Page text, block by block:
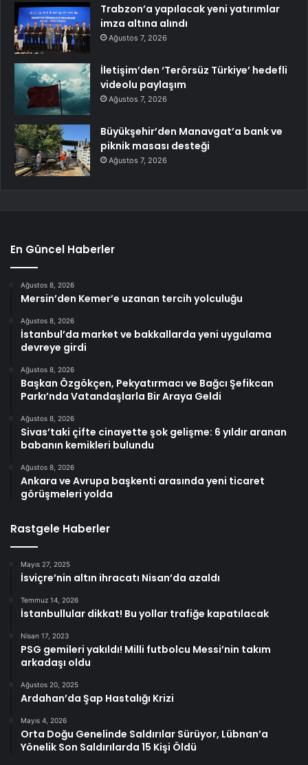
Trabzon’a yapılacak yeni yatırımlar
imza altına alındı
Ağustos 7, 2026
İletişim’den ‘Terörsüz Türkiye’ hedefli
videolu paylaşım
Ağustos 7, 2026
Büyükşehir’den Manavgat’a bank ve
piknik masası desteği
Ağustos 7, 2026
En Güncel Haberler
Ağustos 8, 2026
Mersin’den Kemer’e uzanan tercih yolculuğu
Ağustos 8, 2026
İstanbul’da market ve bakkallarda yeni uygulama
devreye girdi
Ağustos 8, 2026
Başkan Özgökçen, Pekyatırmacı ve Bağcı Şefikcan
Parkı’nda Vatandaşlarla Bir Araya Geldi
Ağustos 8, 2026
Sivas’taki çifte cinayette şok gelişme: 6 yıldır aranan
babanın kemikleri bulundu
Ağustos 8, 2026
Ankara ve Avrupa başkenti arasında yeni ticaret
görüşmeleri yolda
Rastgele Haberler
Mayıs 27, 2025
İsviçre’nin altın ihracatı Nisan’da azaldı
Temmuz 14, 2026
İstanbullular dikkat! Bu yollar trafiğe kapatılacak
Nisan 17, 2023
PSG gemileri yakıldı! Milli futbolcu Messi’nin takım
arkadaşı oldu
Ağustos 20, 2025
Ardahan’da Şap Hastalığı Krizi
Mayıs 4, 2026
Orta Doğu Genelinde Saldırılar Sürüyor, Lübnan’a
Yönelik Son Saldırılarda 15 Kişi Öldü